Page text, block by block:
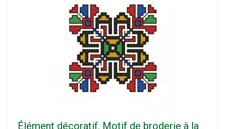
Élément décoratif. Motif de broderie à la